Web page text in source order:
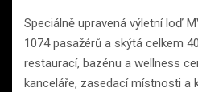
Speciálně upravená výletní loď
1074 pasažérů a skýtá celkem
restaurací, bazénu a wellness
kanceláře, zasedací místnosti a